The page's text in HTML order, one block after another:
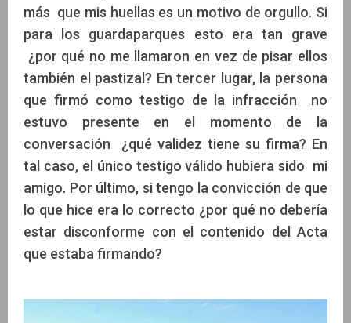
más que mis huellas es un motivo de orgullo. Si
para los guardaparques esto era tan grave
¿por qué no me llamaron en vez de pisar ellos
también el pastizal? En tercer lugar, la persona
que firmó como testigo de la infracción no
estuvo presente en el momento de la
conversación ¿qué validez tiene su firma? En
tal caso, el único testigo válido hubiera sido mi
amigo. Por último, si tengo la convicción de que
lo que hice era lo correcto ¿por qué no debería
estar disconforme con el contenido del Acta
que estaba firmando?